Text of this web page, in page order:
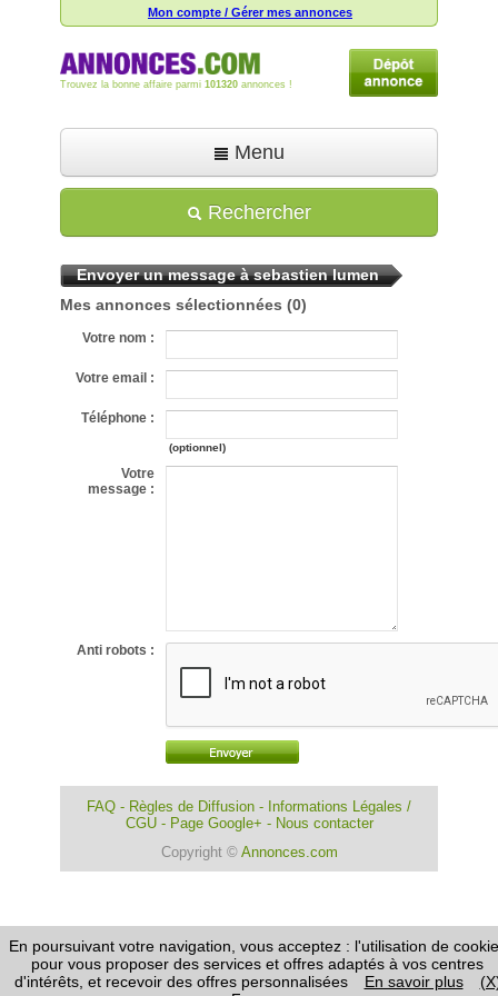
Mon compte / Gérer mes annonces
Trouvez la bonne affaire parmi 101320 annonces !
Menu
Déposer une annonce
Toutes les annonces
Aide
Rechercher
Envoyer un message à sebastien lumen
Mes annonces sélectionnées (0)
Votre nom :
Votre email :
Téléphone :
(optionnel)
Votre
message :
Anti robots :
FAQ - Règles de Diffusion - Informations Légales /
CGU- Page Google+ - Nous contacter
Copyright © Annonces.com
En poursuivant votre navigation, vous acceptez : l'utilisation de
pour vous proposer des services et offres adaptés à vos centres
d'intérêts, et recevoir des offres personnalisées
En savoir plus